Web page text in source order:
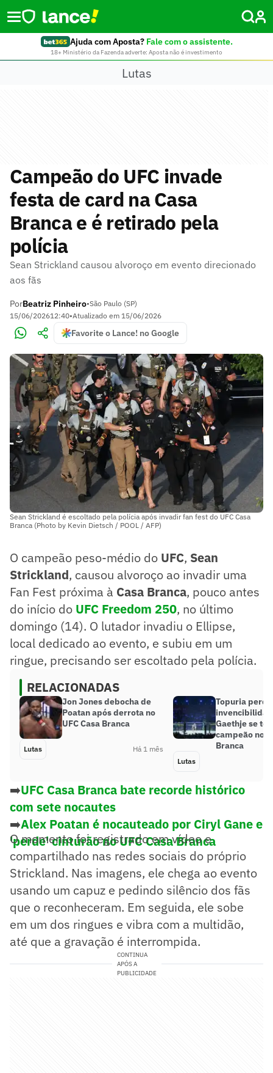
Ajuda com Aposta? Fale com o assistente.
18+ Ministério da Fazenda adverte: Aposta não é investimento
Lutas
Campeão do UFC invade
festa de card na Casa
Branca e é retirado pela
polícia
Sean Strickland causou alvoroço em evento direcionado
aos fãs
PorBeatriz Pinheiro•São Paulo (SP)
15/06/202612:40•Atualizado em 15/06/2026
Favorite o Lance! no Google
Sean Strickland é escoltado pela polícia após invadir fan fest do UFC Casa
Branca (Photo by Kevin Dietsch / POOL / AFP)
O campeão peso-médio do UFC, Sean
Strickland, causou alvoroço ao invadir uma
Fan Fest próxima à Casa Branca, pouco antes
do início do UFC Freedom 250, no último
domingo (14). O lutador invadiu o Ellipse,
local dedicado ao evento, e subiu em um
ringue, precisando ser escoltado pela polícia.
RELACIONADAS
Jon Jones debocha de
Poatan após derrota no
UFC Casa Branca
Lutas Há 1 mês
Topuria perde
Gaethje se
campeão no
Branca
Lutas
➡️UFC Casa Branca bate recorde histórico
com sete nocautes
➡️Alex Poatan é nocauteado por Ciryl Gane e
'perde' cinturão no UFC Casa Branca
O momento foi registrado em vídeo e
compartilhado nas redes sociais do próprio
Strickland. Nas imagens, ele chega ao evento
usando um capuz e pedindo silêncio dos fãs
que o reconheceram. Em seguida, ele sobe
em um dos ringues e vibra com a multidão,
até que a gravação é interrompida.
CONTINUA
APÓS A
PUBLICIDADE